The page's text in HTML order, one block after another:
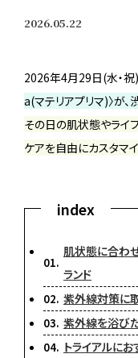
2026.05.22
2026年4月29日(水・祝
a(マテリアプリマ)〉が
その日の肌状態やライ
ケアを自由にカスタマイ
肌状態に合わ
ランド
紫外線対策に
紫外線を浴びた
トライアルにお